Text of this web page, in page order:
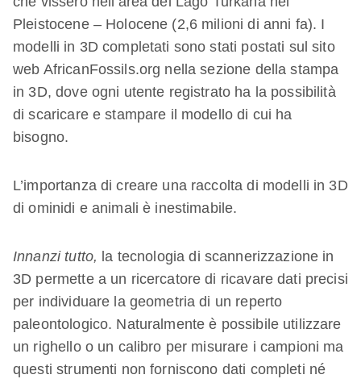
Pleistocene – Holocene (2,6 milioni di anni fa). I
modelli in 3D completati sono stati postati sul sito
web AfricanFossils.org nella sezione della stampa
in 3D, dove ogni utente registrato ha la possibilità
di scaricare e stampare il modello di cui ha
bisogno.
L’importanza di creare una raccolta di modelli in 3D
di ominidi e animali è inestimabile.
Innanzi tutto, la tecnologia di scannerizzazione in
3D permette a un ricercatore di ricavare dati precisi
per individuare la geometria di un reperto
paleontologico. Naturalmente è possibile utilizzare
un righello o un calibro per misurare i campioni ma
questi strumenti non forniscono dati completi né